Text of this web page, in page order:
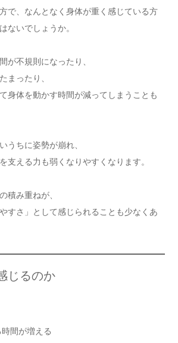
で、なんとなく身体が重く感じている方
ないでしょうか。
が不規則になったり、
まったり、
身体を動かす時間が減ってしまうことも
うちに姿勢が崩れ、
支える力も弱くなりやすくなります。
積み重ねが、
すさ」として感じられることも少なくあ
じるのか
間が増える